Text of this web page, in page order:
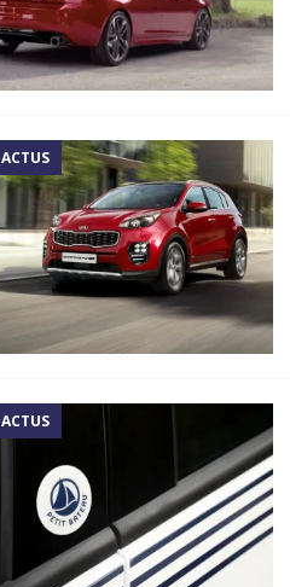
ACTUS
ACTUS